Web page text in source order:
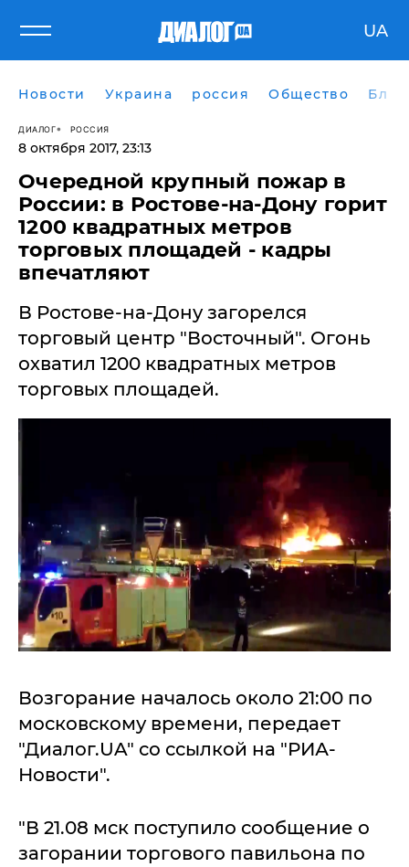
UA
Новости Украина россия Общество
ДИАЛОГ РОССИЯ
8 октября 2017, 23:13
Очередной крупный пожар в
России: в Ростове-на-Дону горит
1200 квадратных метров
торговых площадей - кадры
впечатляют
В Ростове-на-Дону загорелся
торговый центр "Восточный". Огонь
охватил 1200 квадратных метров
торговых площадей.
Возгорание началось около 21:00 по
московскому времени, передает
"Диалог.UA" со ссылкой на "РИА-
Новости".
"В 21.08 мск поступило сообщение о
загорании торгового павильона по